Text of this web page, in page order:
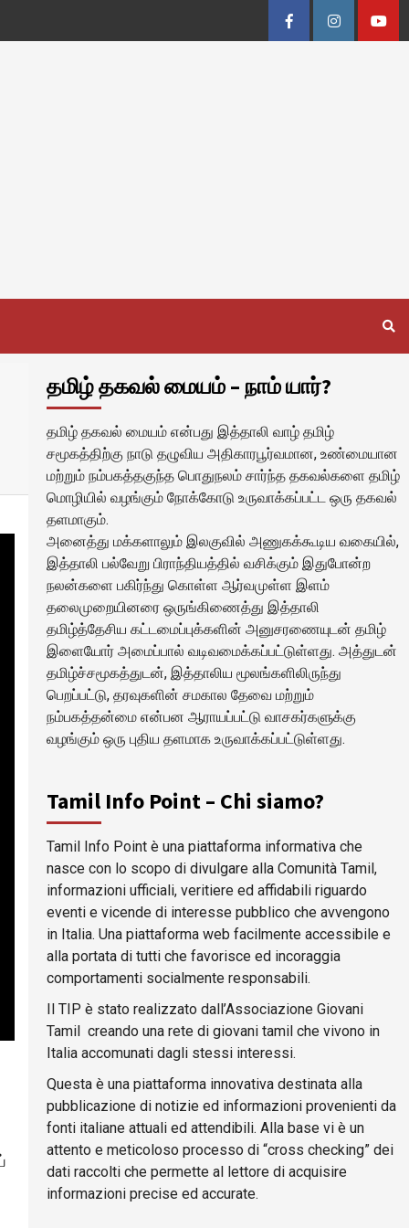
FacebookInstagram
தமிழ் தகவல் மையம் – நாம் யார்?
தமிழ் தகவல் மையம் என்பது இத்தாலி வாழ் தமிழ்
சமூகத்திற்கு நாடு தழுவிய அதிகாரபூர்வமான, உண்மையான
மற்றும் நம்பகத்தகுந்த பொதுநலம் சார்ந்த தகவல்களை தமிழ்
மொழியில் வழங்கும் நோக்கோடு உருவாக்கப்பட்ட ஒரு தகவல்
தளமாகும்.
அனைத்து மக்களாலும் இலகுவில் அணுகக்கூடிய வகையில்,
இத்தாலி பல்வேறு பிராந்தியத்தில் வசிக்கும் இதுபோன்ற
நலன்களை பகிர்ந்து கொள்ள ஆர்வமுள்ள இளம்
தலைமுறையினரை ஒருங்கிணைத்து இத்தாலி
தமிழ்த்தேசிய கட்டமைப்புக்களின் அனுசரணையுடன் தமிழ்
இளையோர் அமைப்பால் வடிவமைக்கப்பட்டுள்ளது. அத்துடன்
தமிழ்ச்சமூகத்துடன், இத்தாலிய மூலங்களிலிருந்து
பெறப்பட்டு, தரவுகளின் சமகால தேவை மற்றும்
நம்பகத்தன்மை என்பன ஆராயப்பட்டு வாசகர்களுக்கு
வழங்கும் ஒரு புதிய தளமாக உருவாக்கப்பட்டுள்ளது.
Tamil Info Point – Chi siamo?
Tamil Info Point è una piattaforma informativa che
nasce con lo scopo di divulgare alla Comunità Tamil,
informazioni ufficiali, veritiere ed affidabili riguardo
eventi e vicende di interesse pubblico che avvengono
in Italia. Una piattaforma web facilmente accessibile e
alla portata di tutti che favorisce ed incoraggia
comportamenti socialmente responsabili.
Il TIP è stato realizzato dall’Associazione Giovani
Tamil creando una rete di giovani tamil che vivono in
Italia accomunati dagli stessi interessi.
Questa è una piattaforma innovativa destinata alla
pubblicazione di notizie ed informazioni provenienti da
fonti italiane attuali ed attendibili. Alla base vi è un
attento e meticoloso processo di “cross checking” dei
dati raccolti che permette al lettore di acquisire
informazioni precise ed accurate.